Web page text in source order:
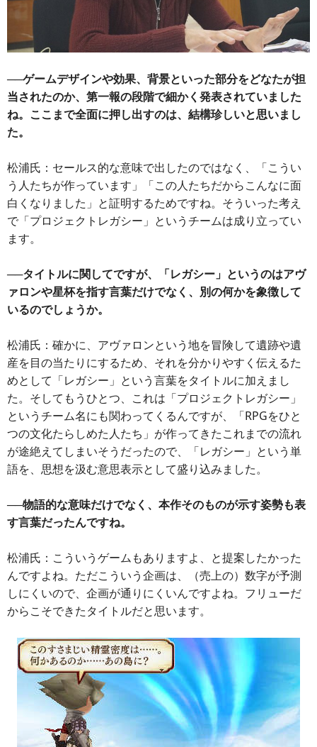
──ゲームデザインや効果、背景といった部分をどなたが担
当されたのか、第一報の段階で細かく発表されていました
ね。ここまで全面に押し出すのは、結構珍しいと思いまし
た。
松浦氏：セールス的な意味で出したのではなく、「こうい
う人たちが作っています」「この人たちだからこんなに面
白くなりました」と証明するためですね。そういった考え
で「プロジェクトレガシー」というチームは成り立ってい
ます。
──タイトルに関してですが、「レガシー」というのはアヴ
ァロンや星杯を指す言葉だけでなく、別の何かを象徴して
いるのでしょうか。
松浦氏：確かに、アヴァロンという地を冒険して遺跡や遺
産を目の当たりにするため、それを分かりやすく伝えるた
めとして「レガシー」という言葉をタイトルに加えまし
た。そしてもうひとつ、これは「プロジェクトレガシー」
というチーム名にも関わってくるんですが、「RPGをひと
つの文化たらしめた人たち」が作ってきたこれまでの流れ
が途絶えてしまいそうだったので、「レガシー」という単
語を、思想を汲む意思表示として盛り込みました。
──物語的な意味だけでなく、本作そのものが示す姿勢も表
す言葉だったんですね。
松浦氏：こういうゲームもありますよ、と提案したかった
んですよね。ただこういう企画は、（売上の）数字が予測
しにくいので、企画が通りにくいんですよね。フリューだ
からこそできたタイトルだと思います。